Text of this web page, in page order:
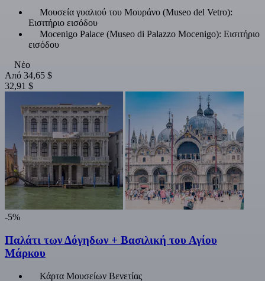
Μουσεία γυαλιού του Μουράνο (Museo del Vetro):
Εισιτήριο εισόδου
Mocenigo Palace (Museo di Palazzo Mocenigo): Εισιτήριο
εισόδου
Νέο
Από 34,65 $
32,91 $
-5%
Παλάτι των Δόγηδων + Βασιλική του Αγίου
Μάρκου
Κάρτα Μουσείων Βενετίας